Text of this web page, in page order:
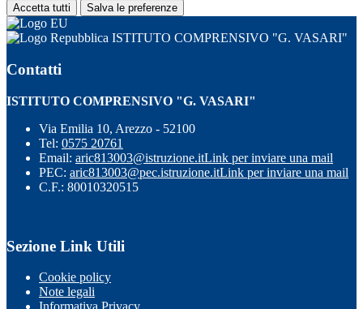
Accetta tutti Salva le preferenze
ISTITUTO COMPRENSIVO "G. VASARI"
Contatti
ISTITUTO COMPRENSIVO "G. VASARI"
Via Emilia 10, Arezzo - 52100
Tel: 0575 20761
Email: aric813003@istruzione.itLink per inviare una mail
PEC: aric813003@pec.istruzione.itLink per inviare una mail
C.F.: 80010320515
Sezione Link Utili
Cookie policy
Note legali